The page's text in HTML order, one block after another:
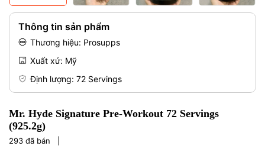
Thông tin sản phẩm
Thương hiệu: Prosupps
Xuất xứ: Mỹ
Định lượng: 72 Servings
Mr. Hyde Signature Pre-Workout 72 Servings
(925.2g)
293 đã bán |